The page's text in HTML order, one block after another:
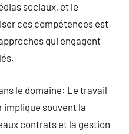
sociaux, et le
ces compétences est
qui engagent
le domaine: Le travail
implique souvent la
contrats et la gestion